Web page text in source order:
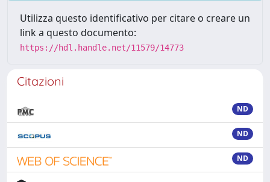
Utilizza questo identificativo per citare o creare un
link a questo documento:
https://hdl.handle.net/11579/14773
Citazioni
ND
ND
ND